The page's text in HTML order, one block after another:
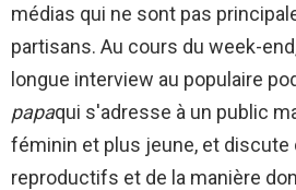
médias qui ne sont pas
partisans. Au cours du week-
longue interview au populaire
papaqui s'adresse à un public
féminin et plus jeune, et discute
reproductifs et de la manière